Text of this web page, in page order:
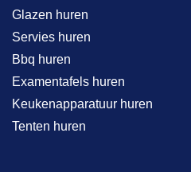
Glazen huren
Servies huren
Bbq huren
Examentafels huren
Keukenapparatuur huren
Tenten huren